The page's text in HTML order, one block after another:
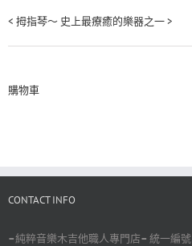
< 拇指琴～ 史上最療癒的樂器之一 >
購物車
CONTACT INFO
–純粹音樂木吉他職人專門店– 統一編號